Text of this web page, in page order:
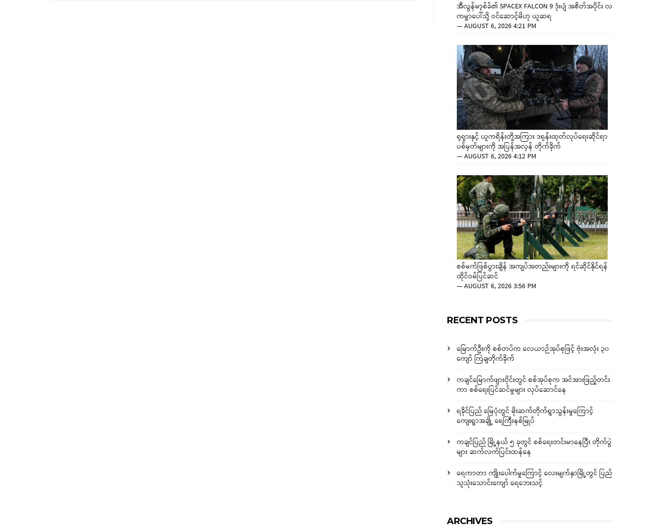
အီလွန်မာ့စ်ခ်၏ SPACEX FALCON 9 ဒုံးပျံ အစိတ်အပိုင်း လ
ကမ္ဘာပေါ်သို့ ဝင်ဆောင့်မိဟု ယူဆရ
—AUGUST 6, 2026 4:21 PM
ရုရှားနှင့် ယူကရိန်းတို့အကြား ဒရုန်းထုတ်လုပ်ရေးဆိုင်ရာ
ပစ်မှတ်များကို အပြန်အလှန် တိုက်ခိုက်
—AUGUST 6, 2026 4:12 PM
စစ်မက်ဖြစ်ပွားချိန် အကျပ်အတည်းများကို ရင်ဆိုင်နိုင်ရန်
ထိုင်ဝမ်ပြင်ဆင်
—AUGUST 6, 2026 3:56 PM
RECENT POSTS
မြောက်ဦးကို စစ်တပ်က လေယာဉ်အုပ်စုဖြင့် ဗုံးအလုံး ၃၀
ကျော် ကြဲချတိုက်ခိုက်
ကချင်မြောက်ဖျားပိုင်းတွင် စစ်အုပ်စုက အင်အားဖြည့်တင်း
ကာ စစ်ရေးပြင်ဆင်မှုများ လုပ်ဆောင်နေ
ရခိုင်ပြည် မြေပုံတွင် မိုးဆက်တိုက်ရွာသွန်းမှုကြောင့်
ကျေးရွာအချို့ ရေကြီးနစ်မြုပ်
ကချင်ပြည် မြို့နယ် ၅ ခုတွင် စစ်ရေးတင်းမာနေပြီး တိုက်ပွဲ
များ ဆက်လက်ပြင်းထန်နေ
ရေကာတာ ကျိုးပေါက်မှုကြောင့် လေးမျက်နှာမြို့တွင် ပြည်
သူသုံးသောင်းကျော် ရေဘေးသင့်
ARCHIVES